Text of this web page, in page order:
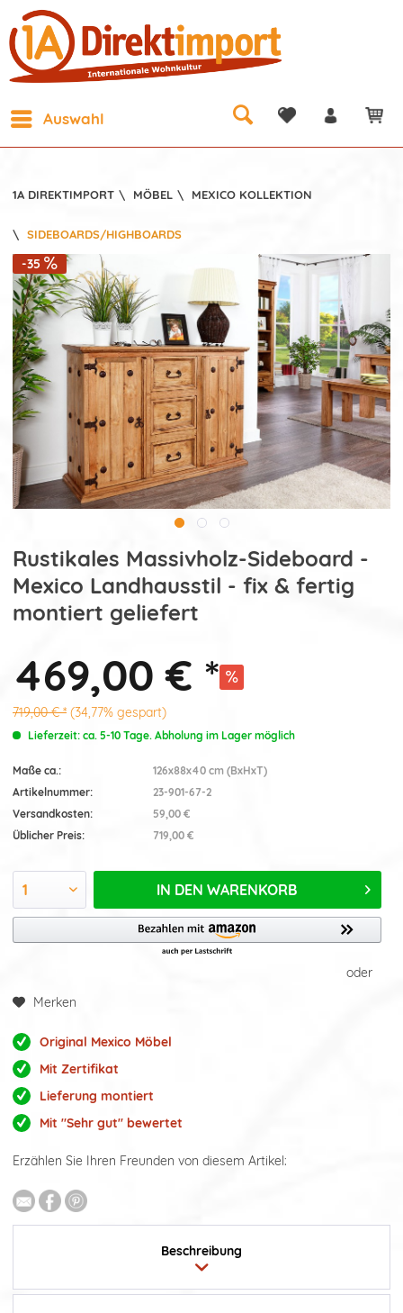
Auswahl
1A DIREKTIMPORT \ MÖBEL \ MEXICO KOLLEKTION
\ SIDEBOARDS/HIGHBOARDS
-35
Rustikales Massivholz-Sideboard -
Mexico Landhausstil - fix & fertig
montiert geliefert
469,00 € *
719,00 € * (34,77% gespart)
Lieferzeit: ca. 5-10 Tage. Abholung im Lager möglich
Maße ca.:
126x88x40 cm (BxHxT)
Artikelnummer:
23-901-67-2
Versandkosten:
59,00 €
Üblicher Preis:
719,00 €
IN DEN WARENKORB
oder
Merken
Original Mexico Möbel
Mit Zertifikat
Lieferung montiert
Mit "Sehr gut" bewertet
Erzählen Sie Ihren Freunden von diesem Artikel:
Beschreibung